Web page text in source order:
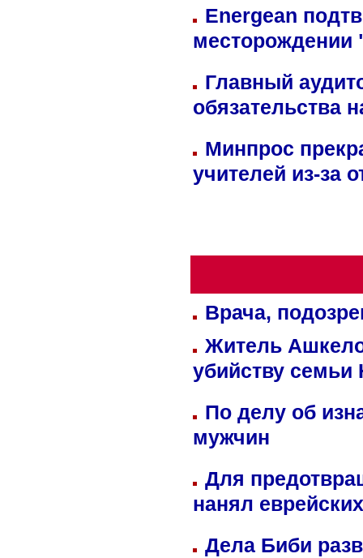
Energean
Главный
обязательства
Минпрос
учителей из-за
Врача,
Житель
убийству семьи
По делу об
мужчин
Для
нанял
Дела Биби